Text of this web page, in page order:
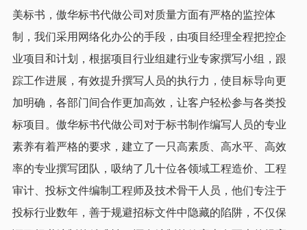
美标书， 傲华标书代做公司对质量方面有严格的监控体
制，我们采用网络化办公的手段，由项目经理全程把控企
业项目和计划，根据项目行业组建行业专家撰写小组，跟
踪工作进展，有效提升撰写人员的执行力，使目标导向更
加明确，各部门间合作更加高效，让客户轻松参与各类投
标项目。 傲华标书代做公司对于标书制作编写人员的专业
素养有着严格的要求，建立了一只高素质、高水平、高效
率的专业撰写团队，吸纳了几十位各领域工程造价、工程
审计、投标文件编制工程师及技术骨干人员，他们专注于
投标行业数年，善于规避招标文件中隐藏的陷阱，不仅保